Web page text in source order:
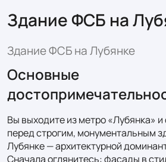
Здание ФСБ на
Здание ФСБ на Лубянке
Основные
Вы выходите из метро «Лубянка» и
перед строгим, монументальным
Лубянке — архитектурной
Сначала оглянитесь: фасады в